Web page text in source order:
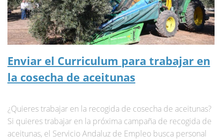
Enviar CV a Empresas
Enviar el Curriculum para trabajar en
la cosecha de aceitunas
¿Quieres trabajar en la recogida de cosecha de aceitunas?
Si quieres trabajar en la próxima campaña de recogida de
aceitunas, el Servicio Andaluz de Empleo busca personal